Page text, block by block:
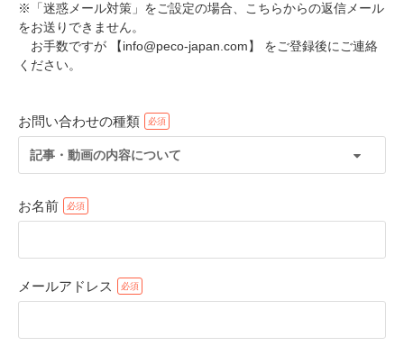
※「迷惑メール対策」をご設定の場合、こちらからの返信メール
をお送りできません。
お手数ですが 【info@peco-japan.com】 をご登録後にご連絡
ください。
お問い合わせの種類
記事・動画の内容について
お名前
メールアドレス